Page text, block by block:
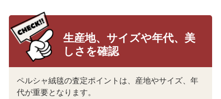
生産地、サイズや年代、美
しさを確認
ペルシャ絨毯の査定ポイントは、産地やサイズ、年
代が重要となります。